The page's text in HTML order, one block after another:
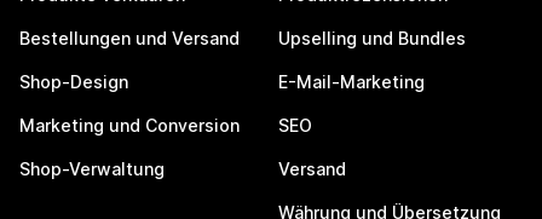
Bestellungen und Versand
Shop-Design
Marketing und Conversion
Shop-Verwaltung
Upselling und Bundles
E-Mail-Marketing
SEO
Versand
Währung und Übersetzung